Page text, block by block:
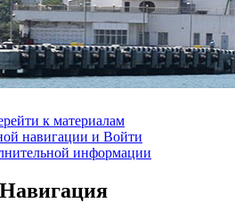
к материалам
навигации и Войти
информации